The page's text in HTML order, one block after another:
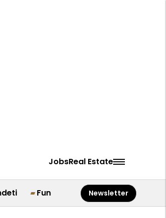
JobsReal Estate
Fun Newsletter